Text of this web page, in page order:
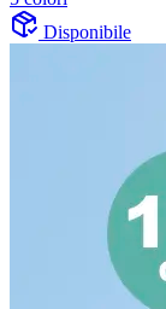
Disponibile